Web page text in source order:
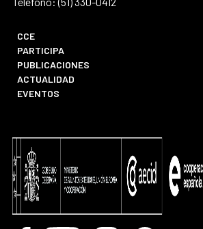
CCE
PARTICIPA
PUBLICACIONES
ACTUALIDAD
EVENTOS